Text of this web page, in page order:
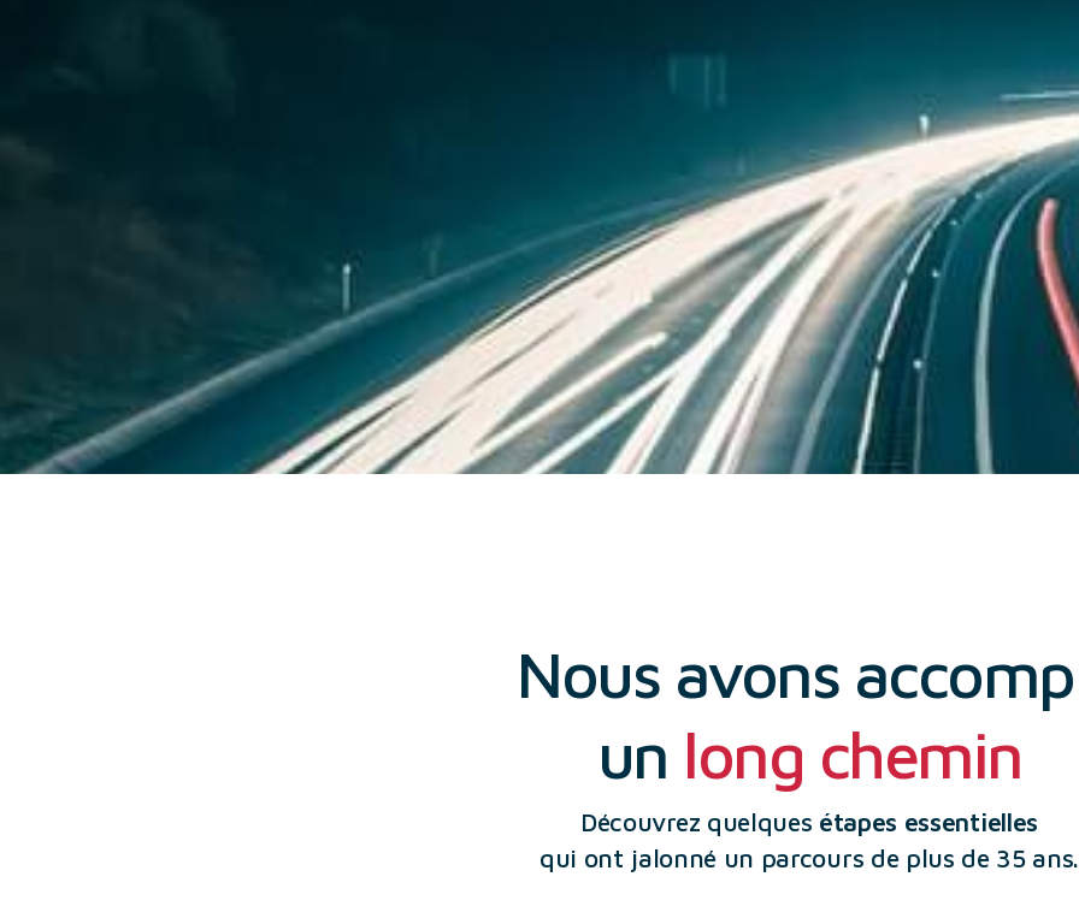
Nous avons
un long chemin
Découvrez quelques étapes essentielles
qui ont jalonné un parcours de plus de 35 ans.